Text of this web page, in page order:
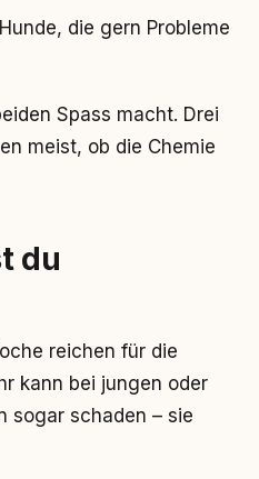
die gern Probleme
Spass macht. Drei
meist, ob die Chemie
du
reichen für die
kann bei jungen oder
sogar schaden – sie